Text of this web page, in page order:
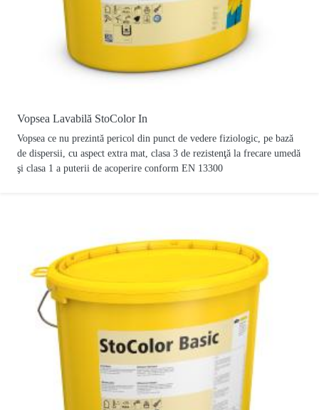
Vopsea Lavabilă StoColor In
Vopsea ce nu prezintă pericol din punct de vedere fiziologic, pe bază
de dispersii, cu aspect extra mat, clasa 3 de rezistenţă la frecare umedă
şi clasa 1 a puterii de acoperire conform EN 13300